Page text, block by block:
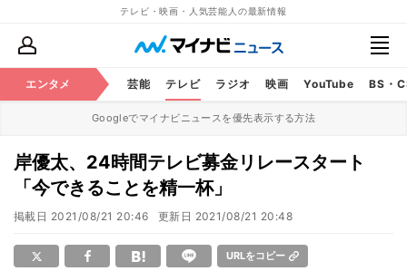
テレビ・映画・人気芸能人の最新情報
エンタメ 芸能 テレビ ラジオ 映画 YouTube BS・
Googleでマイナビニュースを優先表示する方法
岸優太、24時間テレビ募金リレースタート
「今できることを精一杯」
掲載日 2021/08/21 20:46 更新日 2021/08/21 20:48
URLをコピー